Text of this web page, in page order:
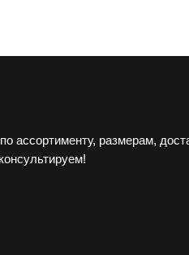
ассортименту, размерам,